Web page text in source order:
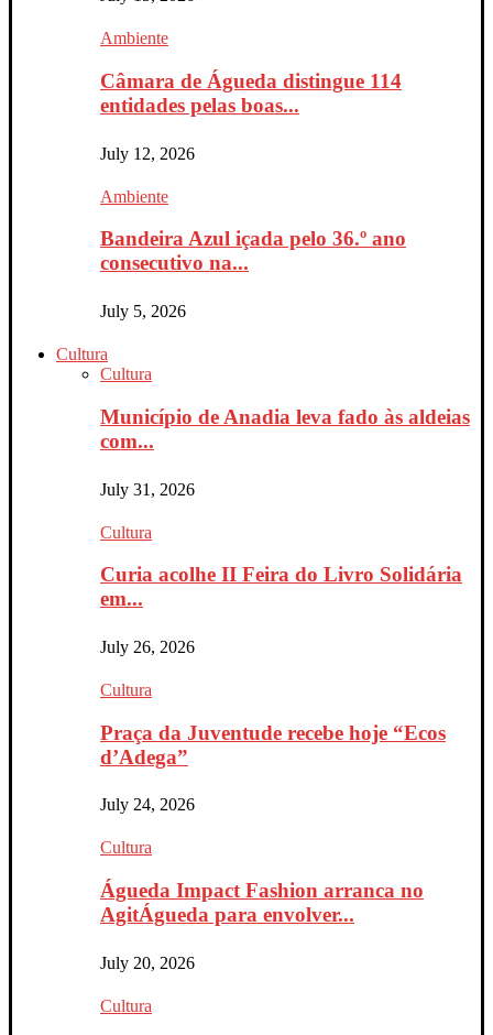
Ambiente
Câmara de Águeda distingue 114
entidades pelas boas...
July 12, 2026
Ambiente
Bandeira Azul içada pelo 36.º ano
consecutivo na...
July 5, 2026
Cultura
Cultura
Município de Anadia leva fado às aldeias
com...
July 31, 2026
Cultura
Curia acolhe II Feira do Livro Solidária
em...
July 26, 2026
Cultura
Praça da Juventude recebe hoje “Ecos
d’Adega”
July 24, 2026
Cultura
Águeda Impact Fashion arranca no
AgitÁgueda para envolver...
July 20, 2026
Cultura